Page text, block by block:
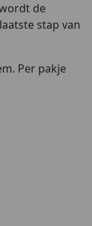
de
stap van
Per pakje